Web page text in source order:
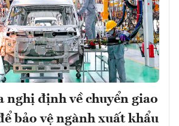
nghị định về chuyển giao
bảo vệ ngành xuất khẩu